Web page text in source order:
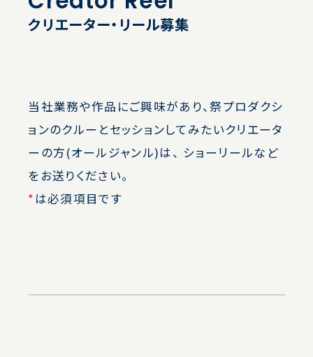
クリエーター・リール募集
当社業務や作品にご興味があり、祭プロダクシ
ョンのクルーとセッションしてみたいクリエータ
ーの方(オールジャンル)は、 ショーリールなど
をお送りください。
* は必須項目です